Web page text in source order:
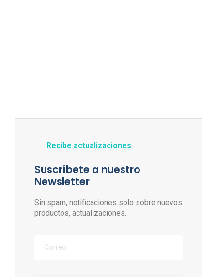
Recibe actualizaciones
Suscríbete a nuestro
Newsletter
Sin spam, notificaciones solo sobre nuevos
productos, actualizaciones.